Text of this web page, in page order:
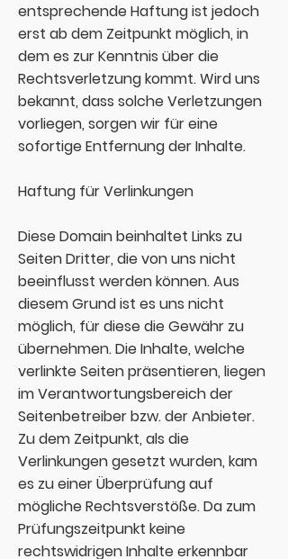
entsprechende Haftung ist jedoch
erst ab dem Zeitpunkt möglich, in
dem es zur Kenntnis über die
Rechtsverletzung kommt. Wird uns
bekannt, dass solche Verletzungen
vorliegen, sorgen wir für eine
sofortige Entfernung der Inhalte.
Haftung für Verlinkungen
Diese Domain beinhaltet Links zu
Seiten Dritter, die von uns nicht
beeinflusst werden können. Aus
diesem Grund ist es uns nicht
möglich, für diese die Gewähr zu
übernehmen. Die Inhalte, welche
verlinkte Seiten präsentieren, liegen
im Verantwortungsbereich der
Seitenbetreiber bzw. der Anbieter.
Zu dem Zeitpunkt, als die
Verlinkungen gesetzt wurden, kam
es zu einer Überprüfung auf
mögliche Rechtsverstöße. Da zum
Prüfungszeitpunkt keine
rechtswidrigen Inhalte erkennbar